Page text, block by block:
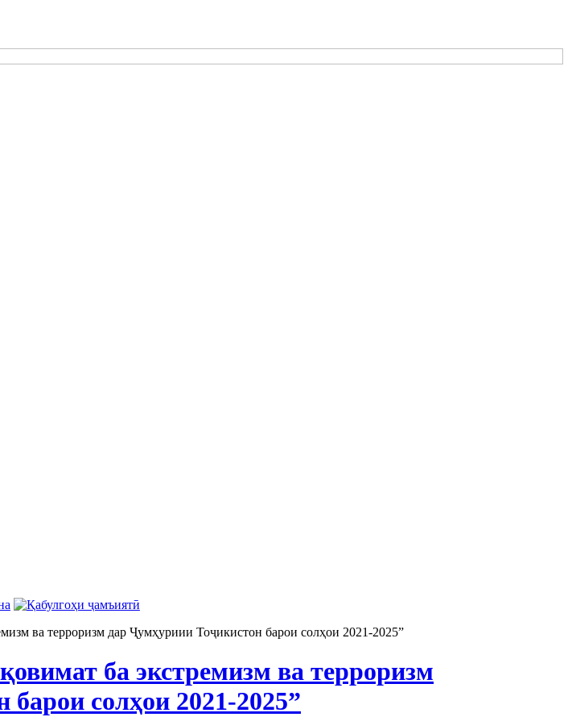
ва терроризм дар Ҷумҳуриии Тоҷикистон барои солҳои 2021-2025”
ба экстремизм ва терроризм
солҳои 2021-2025”